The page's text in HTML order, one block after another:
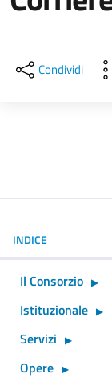
Condividi
INDICE
Il Consorzio
Istituzionale
Servizi
Opere